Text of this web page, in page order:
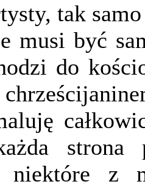
tak
musi być
do
strona
niektóre z